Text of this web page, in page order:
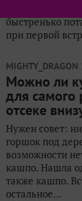
быстренько
при первой
MIGHTY_DRAGON
Можно ли
для самого
отсеке
Нужен совет:
горшок под
возможности
кашпо. Нашла
также кашпо.
остальное...